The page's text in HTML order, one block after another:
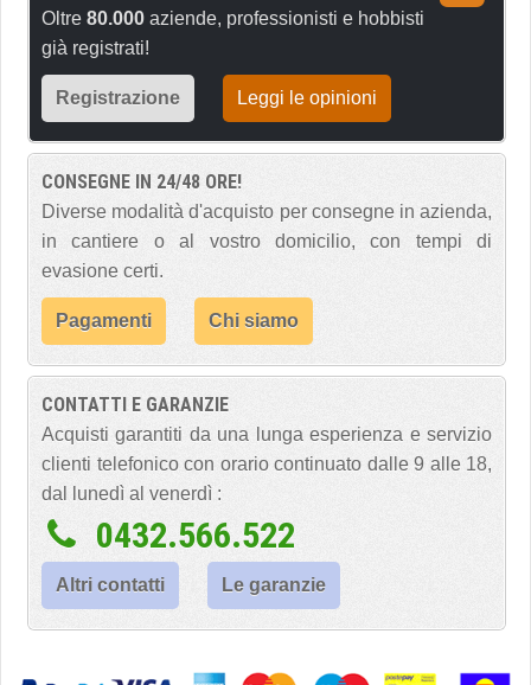
Oltre 80.000 aziende, professionisti e hobbisti
già registrati!
Registrazione Leggi le opinioni
CONSEGNE IN 24/48 ORE!
Diverse modalità d'acquisto per consegne in azienda,
in cantiere o al vostro domicilio, con tempi di
evasione certi.
Pagamenti Chi siamo
CONTATTI E GARANZIE
Acquisti garantiti da una lunga esperienza e servizio
clienti telefonico con orario continuato dalle 9 alle 18,
dal lunedì al venerdì :
0432.566.522
Altri contatti Le garanzie